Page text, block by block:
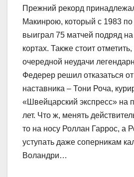
Прежний рекорд
Макинрою, который с 1983
выиграл 75 матчей подряд
кортах. Также стоит
очередной неудачи
Федерер решил отказаться от
наставника – Тони Роча,
«Швейцарский экспресс» на
лет. Что ж, менять
то на носу Роллан Гаррос, а
уступать даже соперникам
Воландри…